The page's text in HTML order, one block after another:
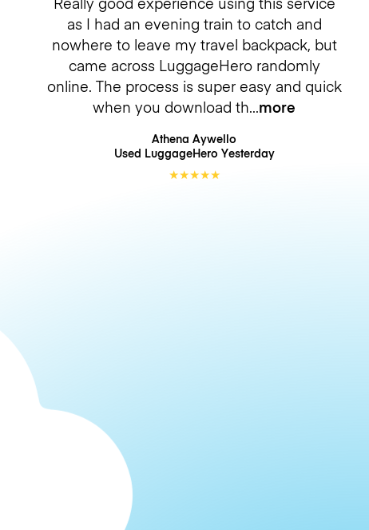
as I had an evening train to catch and
nowhere to leave my travel backpack, but
came across LuggageHero randomly
online. The process is super easy and quick
when you download th more
Athena Aywello
Used LuggageHero Yesterday
★★★★★